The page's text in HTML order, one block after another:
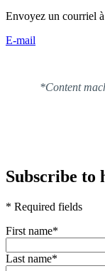
Envoyez un courriel
E-mail
*Content
Subscribe to
* Required fields
First name*
Last name*